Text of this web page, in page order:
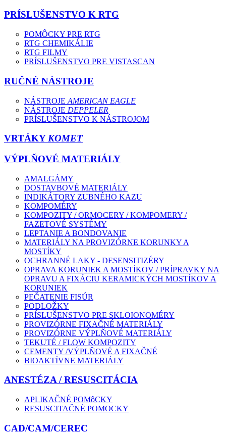
PRÍSLUŠENSTVO K RTG
POMÔCKY PRE RTG
RTG CHEMIKÁLIE
RTG FILMY
PRÍSLUŠENSTVO PRE VISTASCAN
RUČNÉ NÁSTROJE
NÁSTROJE AMERICAN EAGLE
NÁSTROJE DEPPELER
PRÍSLUŠENSTVO K NÁSTROJOM
VRTÁKYKOMET
VÝPLŇOVÉ MATERIÁLY
AMALGÁMY
DOSTAVBOVÉ MATERIÁLY
INDIKÁTORY ZUBNÉHO KAZU
KOMPOMÉRY
KOMPOZITY / ORMOCERY / KOMPOMERY /
FAZETOVÉ SYSTÉMY
LEPTANIE A BONDOVANIE
MATERIÁLY NA PROVIZÓRNE KORUNKY A
MOSTÍKY
OCHRANNÉ LAKY - DESENSITIZÉRY
OPRAVA KORUNIEK A MOSTÍKOV / PRÍPRAVKY NA
OPRAVU A FIXÁCIU KERAMICKÝCH MOSTÍKOV A
KORUNIEK
PEČATENIE FISÚR
PODLOŽKY
PRÍSLUŠENSTVO PRE SKLOIONOMÉRY
PROVIZÓRNE FIXAČNÉ MATERIÁLY
PROVIZÓRNE VÝPLŇOVÉ MATERIÁLY
TEKUTÉ / FLOW KOMPOZITY
CEMENTY /VÝPLŇOVÉ A FIXAČNÉ
BIOAKTÍVNE MATERIÁLY
ANESTÉZA / RESUSCITÁCIA
APLIKAČNÉ POMôCKY
RESUSCITAČNÉ POMOCKY
CAD/CAM/CEREC